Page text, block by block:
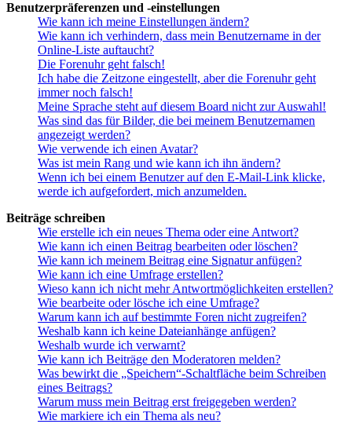
Benutzerpräferenzen und -einstellungen
Wie kann ich meine Einstellungen ändern?
Wie kann ich verhindern, dass mein Benutzername in der
Online-Liste auftaucht?
Die Forenuhr geht falsch!
Ich habe die Zeitzone eingestellt, aber die Forenuhr geht
immer noch falsch!
Meine Sprache steht auf diesem Board nicht zur Auswahl!
Was sind das für Bilder, die bei meinem Benutzernamen
angezeigt werden?
Wie verwende ich einen Avatar?
Was ist mein Rang und wie kann ich ihn ändern?
Wenn ich bei einem Benutzer auf den E-Mail-Link klicke,
werde ich aufgefordert, mich anzumelden.
Beiträge schreiben
Wie erstelle ich ein neues Thema oder eine Antwort?
Wie kann ich einen Beitrag bearbeiten oder löschen?
Wie kann ich meinem Beitrag eine Signatur anfügen?
Wie kann ich eine Umfrage erstellen?
Wieso kann ich nicht mehr Antwortmöglichkeiten erstellen?
Wie bearbeite oder lösche ich eine Umfrage?
Warum kann ich auf bestimmte Foren nicht zugreifen?
Weshalb kann ich keine Dateianhänge anfügen?
Weshalb wurde ich verwarnt?
Wie kann ich Beiträge den Moderatoren melden?
Was bewirkt die „Speichern“-Schaltfläche beim Schreiben
eines Beitrags?
Warum muss mein Beitrag erst freigegeben werden?
Wie markiere ich ein Thema als neu?